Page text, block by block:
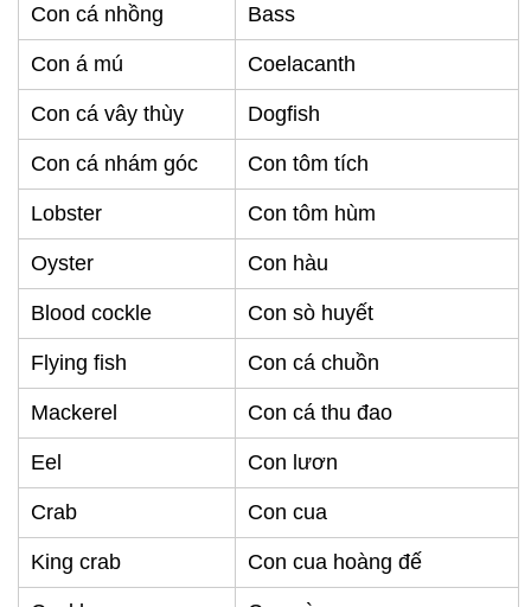
Con cá nhồng Bass
Con á mú Coelacanth
Con cá vây thùy Dogfish
Con cá nhám góc Con tôm tích
Lobster Con tôm hùm
Oyster Con hàu
Blood cockle Con sò huyết
Flying fish Con cá chuồn
Mackerel Con cá thu đao
Eel Con lươn
Crab Con cua
King crab Con cua hoàng đế